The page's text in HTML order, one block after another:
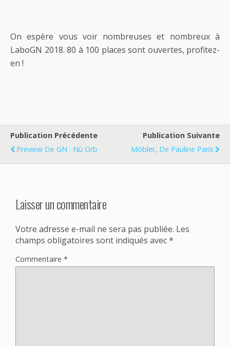
On espère vous voir nombreuses et nombreux à
LaboGN 2018. 80 à 100 places sont ouvertes, profitez-
en !
Publication Précédente
Preview De GN : Nù Orb
Publication Suivante
Möbler, De Pauline Paris
Laisser un commentaire
Votre adresse e-mail ne sera pas publiée. Les
champs obligatoires sont indiqués avec*
Commentaire *